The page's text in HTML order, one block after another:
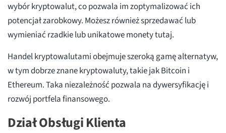
wybór kryptowalut, co pozwala im zoptymalizować ich
potencjał zarobkowy. Możesz również sprzedawać lub
wymieniać rzadkie lub unikatowe monety tutaj.
Handel kryptowalutami obejmuje szeroką gamę alternatyw,
w tym dobrze znane kryptowaluty, takie jak Bitcoin i
Ethereum. Taka niezależność pozwala na dywersyfikację i
rozwój portfela finansowego.
Dział Obsługi Klienta